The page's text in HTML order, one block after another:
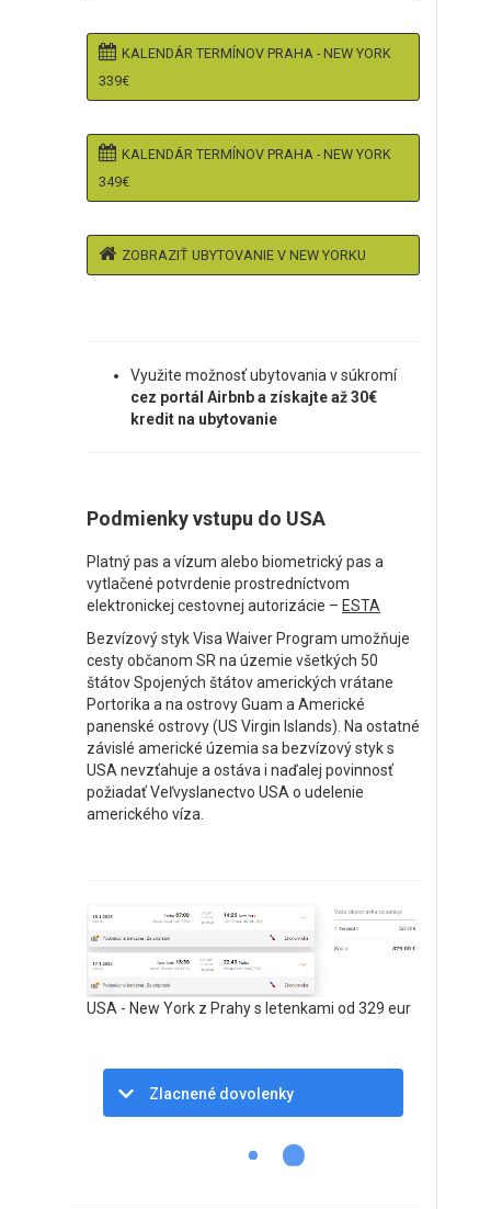
KALENDÁR TERMÍNOV PRAHA - NEW YORK
339€
KALENDÁR TERMÍNOV PRAHA - NEW YORK
349€
ZOBRAZIŤ UBYTOVANIE V NEW YORKU
Využite možnosť ubytovania v súkromí
cez portál Airbnb a získajte až 30€
kredit na ubytovanie
Podmienky vstupu do USA
Platný pas a vízum alebo biometrický pas a
vytlačené potvrdenie prostredníctvom
elektronickej cestovnej autorizácie – ESTA
Bezvízový styk Visa Waiver Program umožňuje
cesty občanom SR na územie všetkých 50
štátov Spojených štátov amerických vrátane
Portorika a na ostrovy Guam a Americké
panenské ostrovy (US Virgin Islands). Na ostatné
závislé americké územia sa bezvízový styk s
USA nevzťahuje a ostáva i naďalej povinnosť
požiadať Veľvyslanectvo USA o udelenie
amerického víza.
USA - New York z Prahy s letenkami od 329 eur
Zlacnené dovolenky